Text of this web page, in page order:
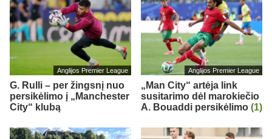
Anglijos Premier League
G. Rulli – per žingsnį nuo
persikėlimo į „Manchester
City“ klubą
Anglijos Premier League
„Man City“ artėja link
susitarimo dėl marokiečio
A. Bouaddi persikėlimo (1)